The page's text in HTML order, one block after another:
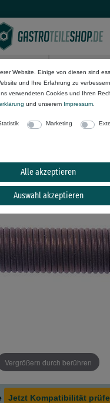
Antriebstechnik & Federn
Hoonved
Vergrößern durch berühren
Jetzt Kompatibilität
Website. Einige von diesen sind
und Ihre Erfahrung zu
verwendeten Cookies und Ihren
und unserem Impressum
Marketing
Alle akzeptieren
Auswahl akzeptieren